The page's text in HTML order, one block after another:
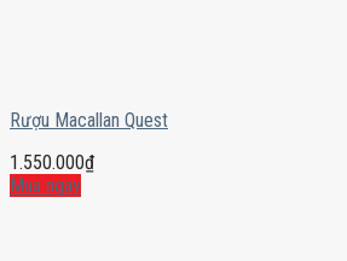
Rượu Macallan Quest
1.550.000₫
Mua ngay